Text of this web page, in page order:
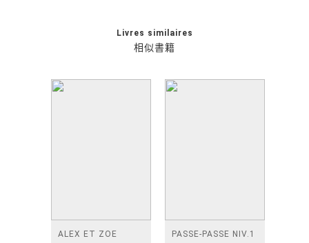
相似書籍
Livres similaires
ALEX ET ZOE
PASSE-PASSE NIV.1